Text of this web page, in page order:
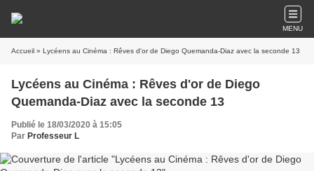
MENU
Accueil » Lycéens au Cinéma : Rêves d'or de Diego Quemanda-Diaz avec la seconde 13
Lycéens au Cinéma : Rêves d'or de Diego
Quemanda-Diaz avec la seconde 13
Publié le 18/03/2020 à 15:05
Par Professeur L